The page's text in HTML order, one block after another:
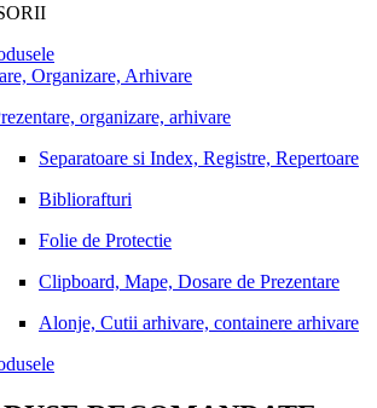
Organizare, Arhivare
organizare, arhivare
Separatoare si Index, Registre, Repertoare
Bibliorafturi
Folie de Protectie
Clipboard, Mape, Dosare de Prezentare
Alonje, Cutii arhivare, containere arhivare